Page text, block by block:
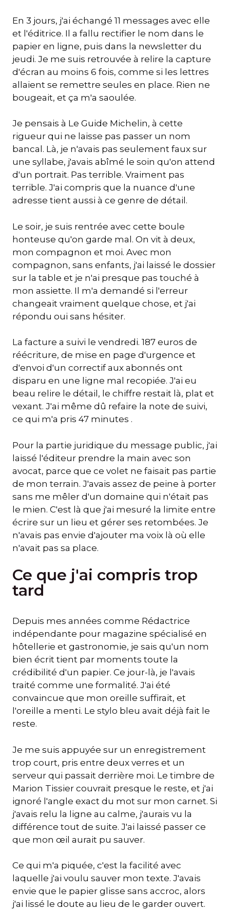
En 3 jours, j'ai échangé 11 messages avec elle
et l'éditrice. Il a fallu rectifier le nom dans le
papier en ligne, puis dans la newsletter du
jeudi. Je me suis retrouvée à relire la capture
d'écran au moins 6 fois, comme si les lettres
allaient se remettre seules en place. Rien ne
bougeait, et ça m'a saoulée.
Je pensais à Le Guide Michelin, à cette
rigueur qui ne laisse pas passer un nom
bancal. Là, je n'avais pas seulement faux sur
une syllabe, j'avais abîmé le soin qu'on attend
d'un portrait. Pas terrible. Vraiment pas
terrible. J'ai compris que la nuance d'une
adresse tient aussi à ce genre de détail.
Le soir, je suis rentrée avec cette boule
honteuse qu'on garde mal. On vit à deux,
mon compagnon et moi. Avec mon
compagnon, sans enfants, j'ai laissé le dossier
sur la table et je n'ai presque pas touché à
mon assiette. Il m'a demandé si l'erreur
changeait vraiment quelque chose, et j'ai
répondu oui sans hésiter.
La facture a suivi le vendredi. 187 euros de
réécriture, de mise en page d'urgence et
d'envoi d'un correctif aux abonnés ont
disparu en une ligne mal recopiée. J'ai eu
beau relire le détail, le chiffre restait là, plat et
vexant. J'ai même dû refaire la note de suivi,
ce qui m'a pris 47 minutes .
Pour la partie juridique du message public, j'ai
laissé l'éditeur prendre la main avec son
avocat, parce que ce volet ne faisait pas partie
de mon terrain. J'avais assez de peine à porter
sans me mêler d'un domaine qui n'était pas
le mien. C'est là que j'ai mesuré la limite entre
écrire sur un lieu et gérer ses retombées. Je
n'avais pas envie d'ajouter ma voix là où elle
n'avait pas sa place.
Ce que j'ai compris trop
tard
Depuis mes années comme Rédactrice
indépendante pour magazine spécialisé en
hôtellerie et gastronomie, je sais qu'un nom
bien écrit tient par moments toute la
crédibilité d'un papier. Ce jour-là, je l'avais
traité comme une formalité. J'ai été
convaincue que mon oreille suffirait, et
l'oreille a menti. Le stylo bleu avait déjà fait le
reste.
Je me suis appuyée sur un enregistrement
trop court, pris entre deux verres et un
serveur qui passait derrière moi. Le timbre de
Marion Tissier couvrait presque le reste, et j'ai
ignoré l'angle exact du mot sur mon carnet. Si
j'avais relu la ligne au calme, j'aurais vu la
différence tout de suite. J'ai laissé passer ce
que mon œil aurait pu sauver.
Ce qui m'a piquée, c'est la facilité avec
laquelle j'ai voulu sauver mon texte. J'avais
envie que le papier glisse sans accroc, alors
j'ai lissé le doute au lieu de le garder ouvert.